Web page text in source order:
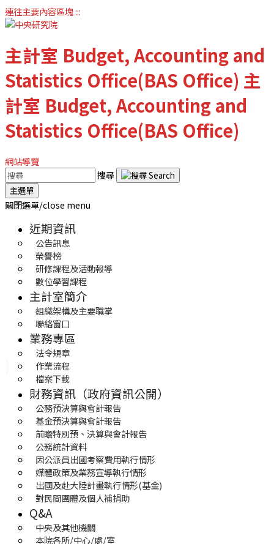
連往主要內容區塊:::
主計室 Budget, Accounting and
Statistics Office(BAS Office) 主
計室 Budget, Accounting and
Statistics Office(BAS Office)
網站導覽
搜尋
主選單
關閉選單/close menu
近期資訊
公告訊息
榮譽榜
研修課程及活動報導
數位學習課程
主計室簡介
組織架構及主要職掌
聯絡窗口
業務專區
法令規章
作業流程
檔案下載
財務資訊（政府資訊公開）
公務預決算與會計報告
基金預決算與會計報告
前瞻特別預、決算與會計報告
公務統計資料
因公派員出國考察費用執行情形
媒體政策及業務宣導執行情形
出國及赴大陸計畫執行情形(基金)
對民間團體及個人補捐助
Q&A
中央及其他機關
本院各所/中心/處/室